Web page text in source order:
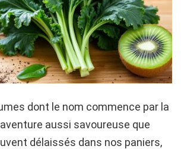
dont le nom commence par la
aussi savoureuse que
délaissés dans nos paniers,